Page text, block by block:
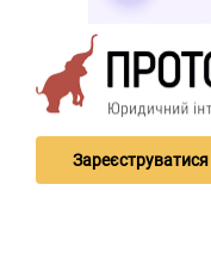
Зареєструватися